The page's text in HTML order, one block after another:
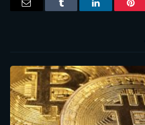
بينتيريستلينكدإن Tumblr
البريد